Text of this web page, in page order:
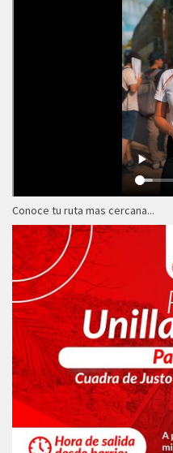
Conoce tu ruta mas cercana...